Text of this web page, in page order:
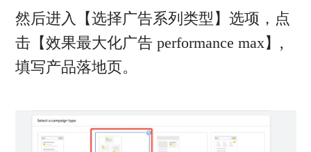
然后进入【选择广告系列类型】选项，点
击【效果最大化广告 performance max】,
填写产品落地页。